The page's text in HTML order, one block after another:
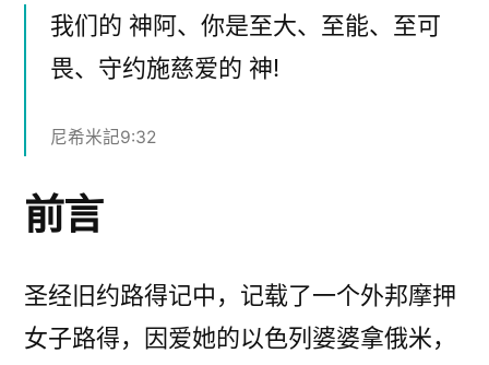
慈
我们的 神阿、你是至大、至能、至可
畏、守约施慈爱的 神!
尼希米記9:32
前言
圣经旧约路得记中，记载了一个外邦摩押
女子路得，因爱她的以色列婆婆拿俄米，